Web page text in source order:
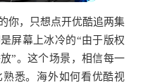
你，只想点开优酷追两集
屏幕上冰冷的“由于版权
”。这个场景，相信每一
悉。海外如何看优酷视